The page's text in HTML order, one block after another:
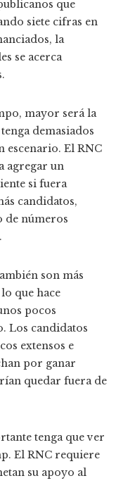
que
siete cifras en
la
se acerca
mayor será la
demasiados
escenario. El RNC
agregar un
si fuera
candidatos,
de números
son más
que hace
pocos
Los candidatos
extensos e
por ganar
quedar fuera de
tenga que ver
El RNC requiere
su apoyo al